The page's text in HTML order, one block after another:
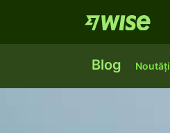
Blog Noutăți